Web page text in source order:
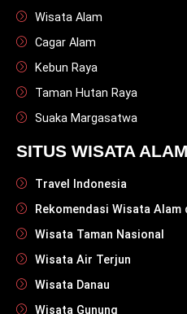
Wisata Alam
Cagar Alam
Kebun Raya
Taman Hutan Raya
Suaka Margasatwa
SITUS WISATA ALAM
Travel Indonesia
Rekomendasi Wisata Alam
Wisata Taman Nasional
Wisata Air Terjun
Wisata Danau
Wisata Gunung